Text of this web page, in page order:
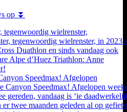
op ⏬
tegenwoordig wielrenster,
Speedmax! Afgelopen